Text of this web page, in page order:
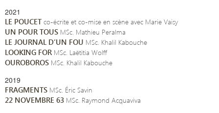
2021
LE POUCET co-écrite et co-mise en scène avec Marie Vaisy
UN POUR TOUS MSc. Mathieu Peralma
LE JOURNAL D’UN FOU MSc. Khalil Kabouche
LOOKING FORMSc. Laëtitia Wolff
OUROBOROS MSc. Khalil Kabouche
2019
FRAGMENTS MSc. Éric Savin
22 NOVEMBRE 63 MSc. Raymond Acquaviva